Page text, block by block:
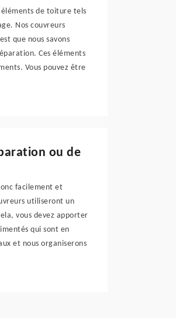
de toiture tels
Nos couvreurs
que nous savons
Ces éléments
Vous pouvez être
ou de
facilement et
utiliseront un
vous devez apporter
qui sont en
et nous organiserons